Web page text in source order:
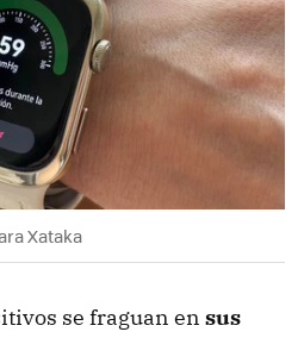
Xataka
se fraguan en sus